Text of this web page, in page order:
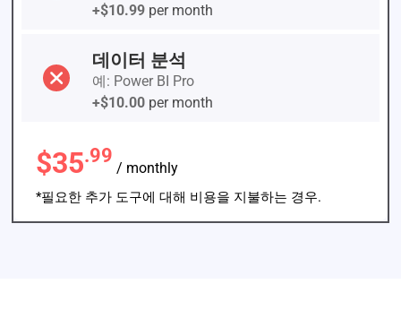
+$10.99 per month
데이터 분석
예: Power BI Pro
+$10.00 per month
$35.99
/ monthly
*필요한 추가 도구에 대해 비용을 지불하는 경우.